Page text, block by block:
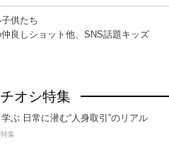
供たち
良しショット他、SNS話題キッズ
オシ特集
ぶ 日常に潜む“人身取引”のリアル
集